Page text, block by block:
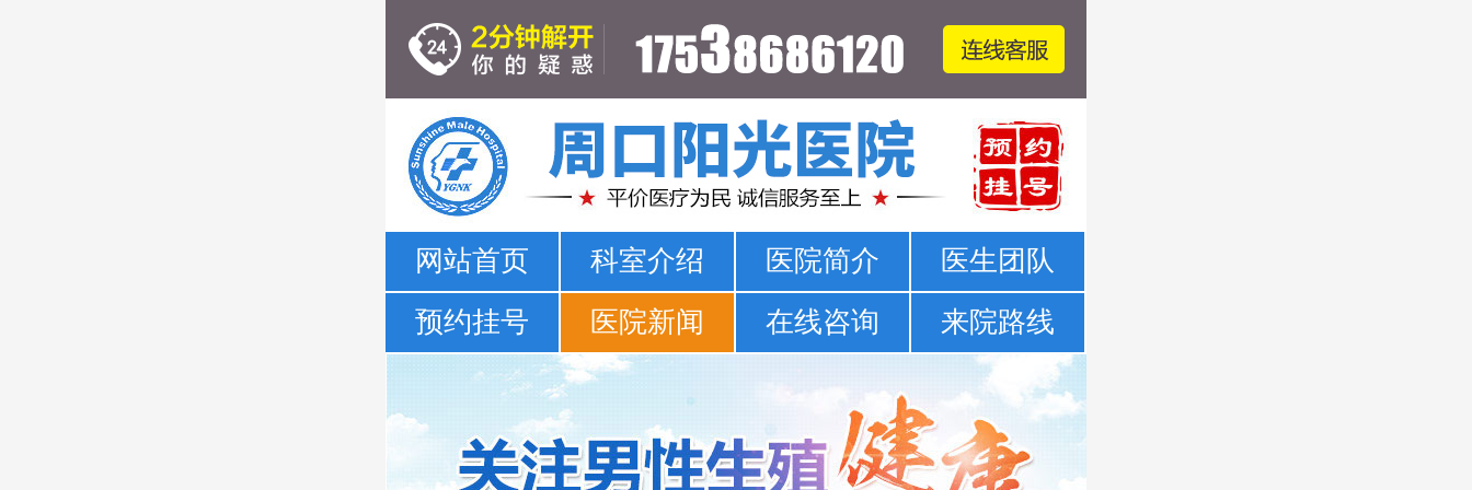
周口哪家医院可以看男科-正规男科-医院排名
网站首页 科室介绍 医院简介
医生团队
预约挂号
医院新闻 在线咨询 来院路线